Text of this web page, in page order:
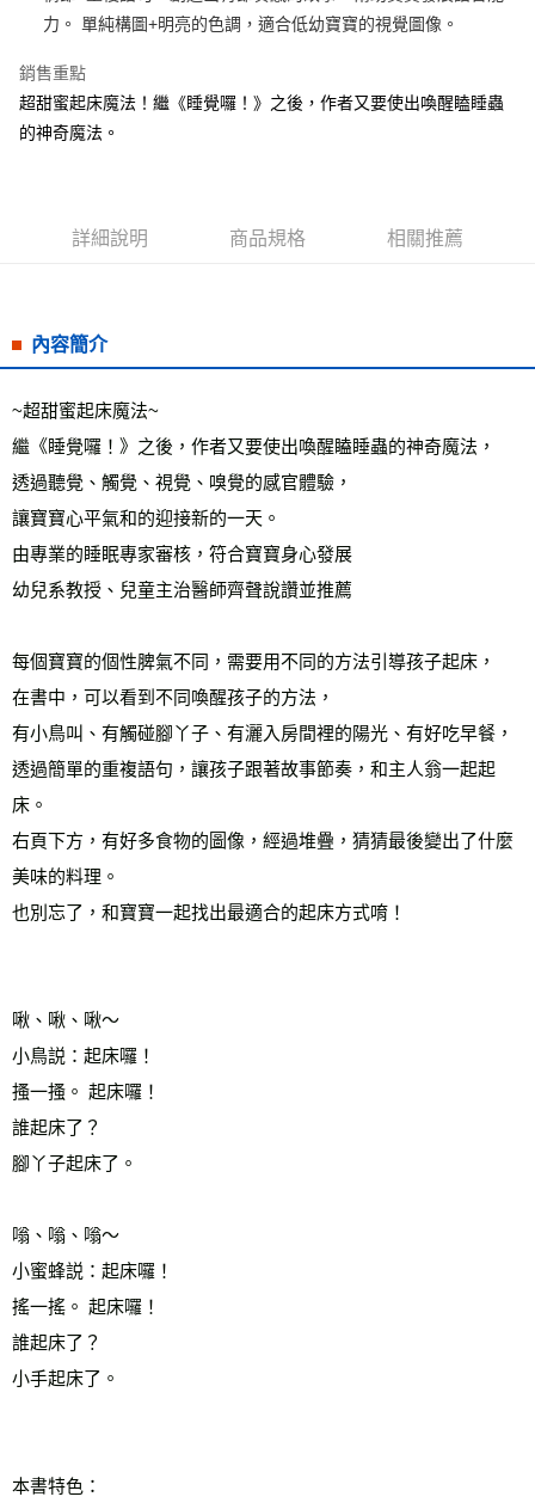
悠遊付
ATM付款
付款後全家取貨
每筆NT$60，滿NT$799(含以上)免運費
每筆NT$60，滿NT$799(含以上)免運費
每筆NT$70，滿NT$799(含以上)免運費
離島宅配
雜誌海外運費 查看運費
數位商品海外免運
力。 單純構圖+明亮的色調，適合低幼寶寶的視覺圖像。
銷售重點
超甜蜜起床魔法！繼《睡覺囉！》之後，作者又要使出喚醒瞌睡蟲
的神奇魔法。
詳細說明 商品規格 相關推薦
內容簡介
~超甜蜜起床魔法~
繼《睡覺囉！》之後，作者又要使出喚醒瞌睡蟲的神奇魔法，
透過聽覺、觸覺、視覺、嗅覺的感官體驗，
讓寶寶心平氣和的迎接新的一天。
由專業的睡眠專家審核，符合寶寶身心發展
幼兒系教授、兒童主治醫師齊聲說讚並推薦
每個寶寶的個性脾氣不同，需要用不同的方法引導孩子起床，
在書中，可以看到不同喚醒孩子的方法，
有小鳥叫、有觸碰腳丫子、有灑入房間裡的陽光、有好吃早餐，
透過簡單的重複語句，讓孩子跟著故事節奏，和主人翁一起起
床。
右頁下方，有好多食物的圖像，經過堆疊，猜猜最後變出了什麼
美味的料理。
也別忘了，和寶寶一起找出最適合的起床方式唷！
啾、啾、啾～
小鳥説：起床囉！
搔一搔。 起床囉！
誰起床了？
腳丫子起床了。
嗡、嗡、嗡～
小蜜蜂説：起床囉！
搖一搖。 起床囉！
誰起床了？
小手起床了。
本書特色：